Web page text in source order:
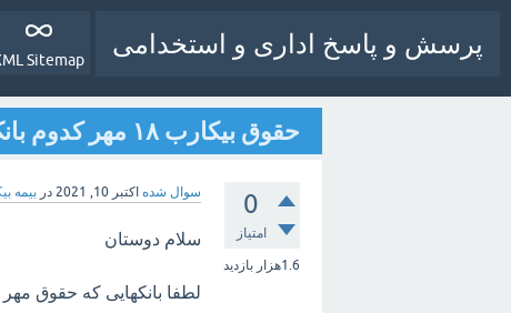
پرسش و پاسخ اداری و استخدامی
Sitemap
حقوق بیکارب ۱۸ مهر کدوم بانک ها واریز شده
0
امتیاز
1.6هزار بازدید
سوال شده اکتبر 10, 2021 در بیمه
سلام دوستان
لطفا بانکهایی که حقوق مهر